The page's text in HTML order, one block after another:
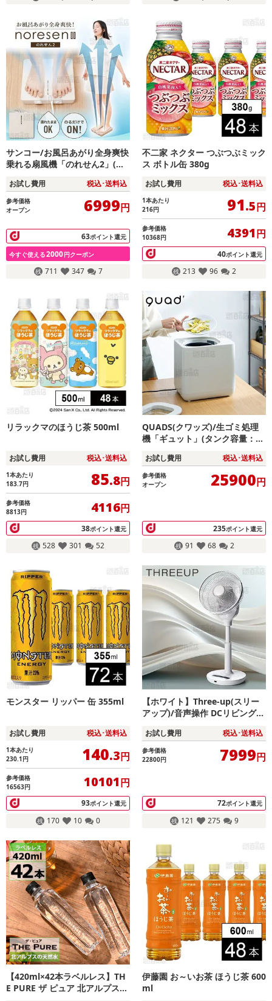
サンコー/お風呂あがり全身爽快
乗れる扇風機「のれせん2」(濡
荷重120kg)/MATFANHWH
お試し費用 税込･送料込
参考価格
オープン
6999円
63ポイント還元
今すぐ使える2000円クーポン
711 347 7
不二家 ネクター つぶつぶミック
ス ボトル缶 380g
お試し費用 税込･送料込
1本あたり
216円 91.5円
参考価格
10368円
4391円
40ポイント還元
213 96 2
リラックマのほうじ茶 500ml
お試し費用 税込･送料込
1本あたり
183.7円 85.8円
参考価格
8813円
4116円
38ポイント還元
528 301 52
QUADS(クワッズ)/生ゴミ処理
機「ギュット」(タンク容量：4
661WH
お試し費用 税込･送料込
参考価格
オープン
25900円
235ポイント還元
91 68 2
モンスター リッパー 缶 355ml
お試し費用 税込･送料込
1本あたり
230.1円 140.3円
参考価格
16563円
10101円
93ポイント還元
170 10 0
【ホワイト】Three-up(スリー
アップ)/音声操作 DCリビングフ
F-T2523WH
お試し費用 税込･送料込
参考価格
22800円
7999円
72ポイント還元
121 275 9
【420ml×42本ラベルレス】TH
E PURE ザ ピュア 北アルプスの
伊藤園 お～いお茶 ほうじ茶 600
ml